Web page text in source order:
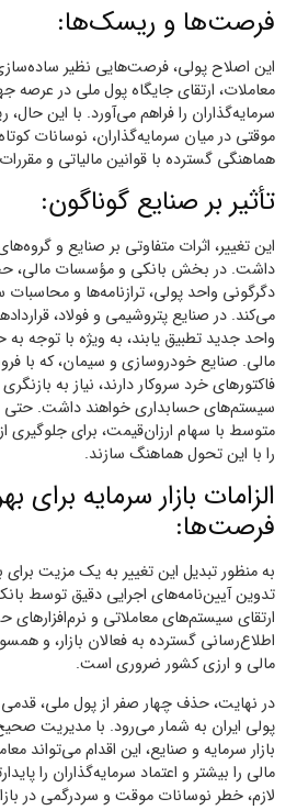
فرصت‌ها و ریسک‌ها:
این اصلاح پولی، فرصت‌هایی نظیر
معاملات، ارتقای جایگاه پول ملی در عرصه
سرمایه‌گذاران را فراهم می‌آورد. با این
موقتی در میان سرمایه‌گذاران، نوسانات
هماهنگی گسترده با قوانین مالیاتی و
تأثیر بر صنایع گوناگون:
این تغییر، اثرات متفاوتی بر صنایع و
داشت. در بخش بانکی و مؤسسات مالی،
دگرگونی واحد پولی، ترازنامه‌ها و
می‌کند. در صنایع پتروشیمی و فولاد،
واحد جدید تطبیق یابند، به ویژه با توجه
مالی. صنایع خودروسازی و سیمان، که با
فاکتورهای خرد سروکار دارند، نیاز به
سیستم‌های حسابداری خواهند داشت.
متوسط با سهام ارزان‌قیمت، برای جلوگیری
را با این تحول هماهنگ سازند.
الزامات بازار سرمایه برای
فرصت‌ها:
به منظور تبدیل این تغییر به یک مزیت برای
تدوین آیین‌نامه‌های اجرایی دقیق توسط
ارتقای سیستم‌های معاملاتی و
اطلاع‌رسانی گسترده به فعالان بازار، و
مالی و ارزی کشور ضروری است.
در نهایت، حذف چهار صفر از پول ملی،
پولی ایران به شمار می‌رود. با مدیریت
بازار سرمایه و صنایع، این اقدام می‌تواند
مالی را بیشتر و اعتماد سرمایه‌گذاران را
لازم، خطر نوسانات موقت و سردرگمی در